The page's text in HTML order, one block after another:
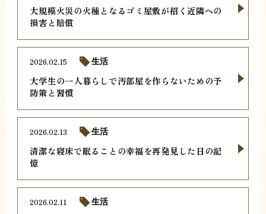
大規模火災の火種となるゴミ屋敷が招く近隣への
損害と賠償
大学生の一人暮らしで汚部屋を作らないための予
防策と習慣
2026.02.15 生活
清潔な寝床で眠ることの幸福を再発見した日の記
憶
2026.02.13 生活
2026.02.11 生活